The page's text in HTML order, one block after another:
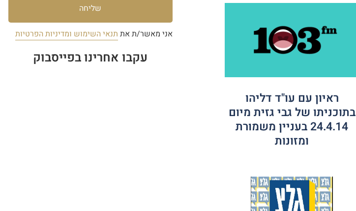
ראיון עם עו"ד דליהו
בתוכניתו של גבי גזית מיום
24.4.14 בעניין משמורת
ומזונות
אני מאשר/ת את תנאי השימוש ומדיניות הפרטיות
שליחה
עקבו אחרינו בפייסבוק